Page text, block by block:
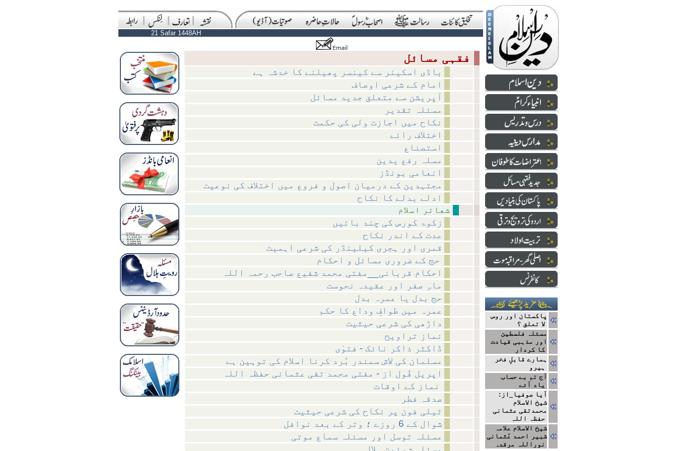
21 Safar 1448AH
باڈی اسکینر سے کینسر پھیلنے کا خدشہ ہے
امام کے شرعی اوصاف
آپریشن سے متعلق جدید مسائل
مسئلہ تقدیر
نکاح میں اجازت ولی کی حکمت
اختلاف رائے
استصناع
مسلہ رفع یدین
انعامی بونڈز
مجتہدین کے درمیان اصول و فروع میں اختلاف کی نوعیت
ادلے بدلے کا نکاح
زکوۃ کورس کی چند باتیں
عدت کے اندر نکاح
قمری اور ہجری کیلینڈر کی شرعی اہمیت
احکام قربانی__مفتی محمد شفیع صاحب رحمہ اللہ
ماہِ صفر اور عقیدہ نحوست
حج بدل یا عمرہ بدل
عمرہ میں طوافِ وداع کا حکم
داڑھی کی شرعی حیثیت
نماز تراویح
ڈاکٹر ذاکر نائک - فتوٰی
مسلمان کی لاش سمندر بُرد کرنا اسلام کی توہین ہے
اپریل فُول از - مفتی محمد تقی عثمانی حفظہ اللہ
صدقہ فطر
ٹیلی فون پر نکاح کی شرعی حیثیت
شوال کے 6 روزے ؛ وتر کے بعد نوافل
مسئلہ توسل اور مسئلہ سماع موتی
مسئلہ - رؤیت ہلال
پاکستان اور روس
لا تعلق ؟
مسئلہ فلسطین
اور مذہبی قیادت
کا کردار
ہمارے قابلِ فخر
ہیرو
آج تم بے حساب
یاد آئے
آیا صوفیا_از:
شیخ الاسلام
محمدتقی عثمانی
حفظہ اللہ
شیخ الاسلام علامہ
شبیر احمد عُثمانی
نوراللہ مرقدہ